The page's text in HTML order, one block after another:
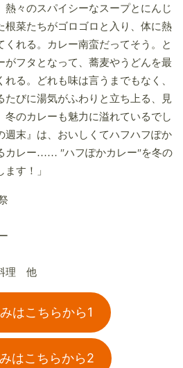
熱々のスパイシーなスープとにんじ
根菜たちがゴロゴロと入り、体に熱
くれる。カレー南蛮だってそう。と
がフタとなって、蕎麦やうどんを最
る。どれも味は言うまでもなく、
たびに湯気がふわりと立ち上る、見
のカレーも魅力に溢れているでし
週末』は、おいしくてハフハフぽか
カレー…… ″ハフぽかカレー″を冬の
す！」
理 他
はこちらから1
はこちらから2